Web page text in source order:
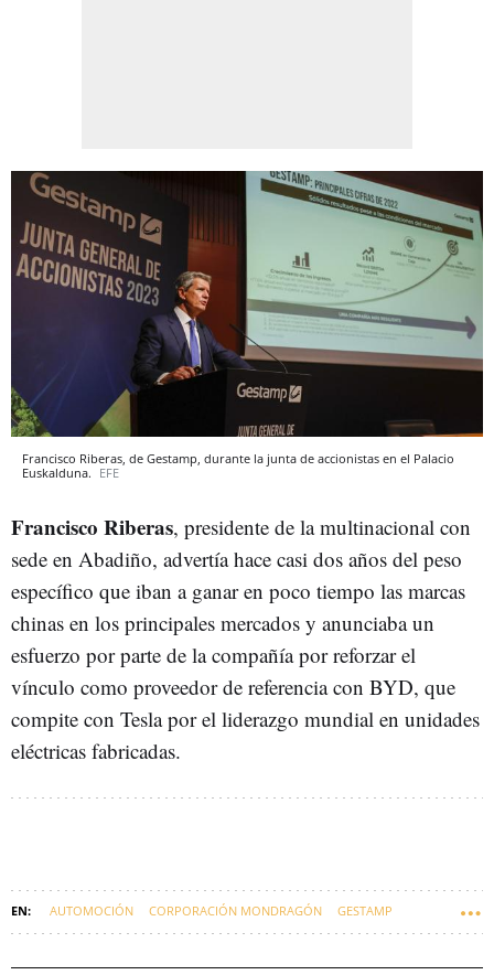
Francisco Riberas, de Gestamp, durante la junta de accionistas en el Palacio
Euskalduna. EFE
Francisco Riberas, presidente de la multinacional con
sede en Abadiño, advertía hace casi dos años del peso
específico que iban a ganar en poco tiempo las marcas
chinas en los principales mercados y anunciaba un
esfuerzo por parte de la compañía por reforzar el
vínculo como proveedor de referencia con BYD, que
compite con Tesla por el liderazgo mundial en unidades
eléctricas fabricadas.
AUTOMOCIÓN CORPORACIÓN MONDRAGÓN GESTAMP